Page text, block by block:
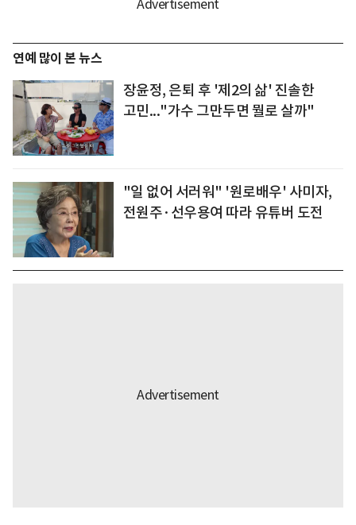
연예 많이 본 뉴스
장윤정, 은퇴 후 '제2의 삶' 진솔한
고민..."가수 그만두면 뭘로 살까"
"일 없어 서러워" '원로배우' 사미자,
전원주·선우용여 따라 유튜버 도전